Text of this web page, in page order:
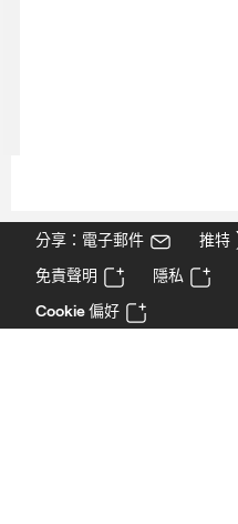
分享：電子郵件
推特
免責聲明
隱私
Cookie 偏好